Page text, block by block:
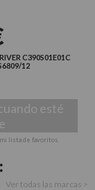
C390S01E01C
12
esté
mi lista de favoritos
Ver todas las marcas >